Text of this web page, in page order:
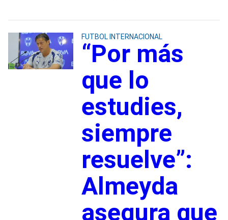
FUTBOL INTERNACIONAL
“Por más
que lo
estudies,
siempre
resuelve”:
Almeyda
asegura que